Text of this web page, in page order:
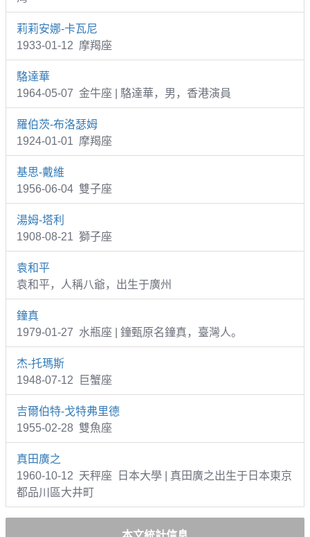
莉莉安娜-卡瓦尼
1933-01-12 摩羯座
駱達華
1964-05-07 金牛座 | 駱達華，男，香港演員
羅伯茨-布洛瑟姆
1924-01-01 摩羯座
基思-戴維
1956-06-04 雙子座
湯姆-塔利
1908-08-21 獅子座
袁和平
袁和平，人稱八爺，出生于廣州
鐘真
1979-01-27 水瓶座 | 鐘甄原名鐘真，臺灣人。
杰-托瑪斯
1948-07-12 巨蟹座
吉爾伯特-戈特弗里德
1955-02-28 雙魚座
真田廣之
1960-10-12 天秤座 日本大學 | 真田廣之出生于日本東京
都品川區大井町